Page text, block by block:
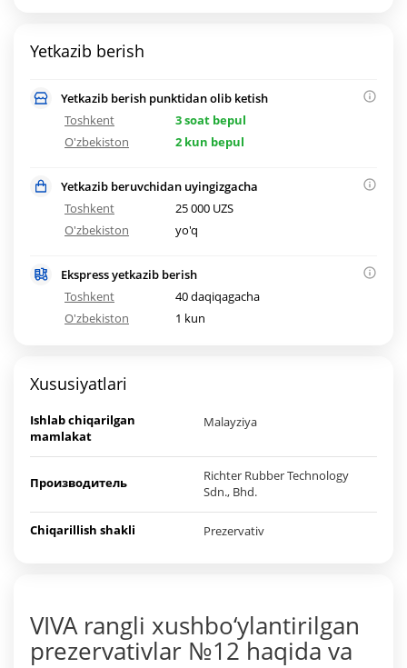
Yetkazib berish
Yetkazib berish punktidan olib ketish
Toshkent
3 soat bepul
O'zbekiston
2 kun bepul
Yetkazib beruvchidan uyingizgacha
Toshkent
25 000 UZS
O'zbekiston
yo'q
Ekspress yetkazib berish
Toshkent
40 daqiqagacha
O'zbekiston
1 kun
Xususiyatlari
Ishlab chiqarilgan
mamlakat
Malayziya
Производитель
Richter Rubber Technology
Sdn., Bhd.
Chiqarillish shakli Prezervativ
VIVA rangli xushbo‘ylantirilgan
prezervativlar №12 haqida va